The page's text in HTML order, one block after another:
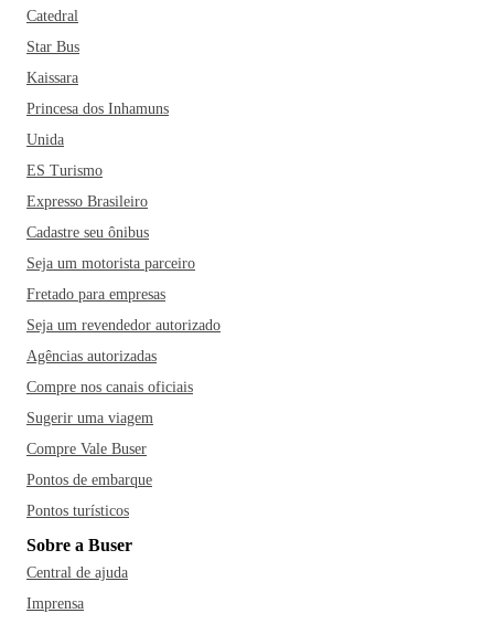
Catedral
Star Bus
Kaissara
Princesa dos Inhamuns
Unida
ES Turismo
Expresso Brasileiro
Cadastre seu ônibus
Seja um motorista parceiro
Fretado para empresas
Seja um revendedor autorizado
Agências autorizadas
Compre nos canais oficiais
Sugerir uma viagem
Compre Vale Buser
Pontos de embarque
Pontos turísticos
Sobre a Buser
Central de ajuda
Imprensa